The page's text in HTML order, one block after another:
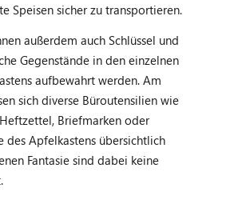
Speisen sicher zu transportieren.
außerdem auch Schlüssel und
Gegenstände in den einzelnen
aufbewahrt werden. Am
sich diverse Büroutensilien wie
Briefmarken oder
Apfelkastens übersichtlich
Fantasie sind dabei keine